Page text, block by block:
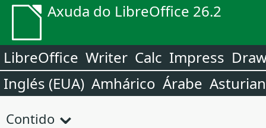
Axuda do LibreOffice 26.2
LibreOffice Writer Calc Impress
Inglés (EUA) Amhárico Árabe
Contido